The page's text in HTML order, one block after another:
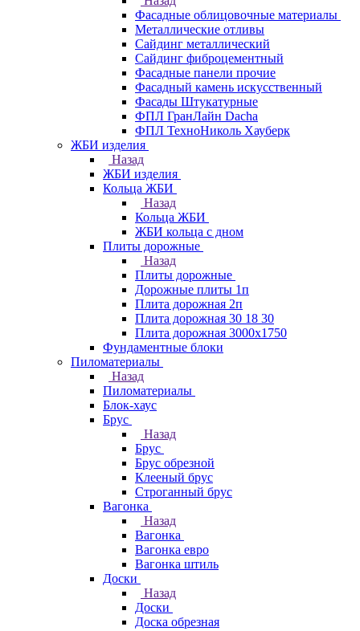
Фасадные облицовочные материалы
Металлические отливы
Сайдинг металлический
Сайдинг фиброцементный
Фасадные панели прочие
Фасадный камень искусственный
Фасады Штукатурные
ФПЛ ГранЛайн Dacha
ФПЛ ТехноНиколь Хауберк
ЖБИ изделия
Назад
ЖБИ изделия
Кольца ЖБИ
Назад
Кольца ЖБИ
ЖБИ кольца с дном
Плиты дорожные
Назад
Плиты дорожные
Дорожные плиты 1п
Плита дорожная 2п
Плита дорожная 30 18 30
Плита дорожная 3000х1750
Фундаментные блоки
Пиломатериалы
Назад
Пиломатериалы
Блок-хаус
Брус
Назад
Брус
Брус обрезной
Клееный брус
Строганный брус
Вагонка
Назад
Вагонка
Вагонка евро
Вагонка штиль
Доски
Назад
Доски
Доска обрезная